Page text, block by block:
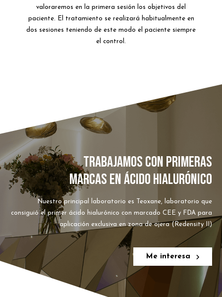
valoraremos en la primera sesión los objetivos del
paciente. El tratamiento se realizará habitualmente en
dos sesiones teniendo de este modo el paciente siempre
el control.
TRABAJAMOS CON PRIMERAS
MARCAS EN ÁCIDO HIALURÓNICO
Nuestro principal laboratorio es Teoxane, laboratorio que
consiguió el primer ácido hialurónico con marcado CEE y FDA para
aplicación exclusiva en zona de ojera (Redensity II)
Me interesa